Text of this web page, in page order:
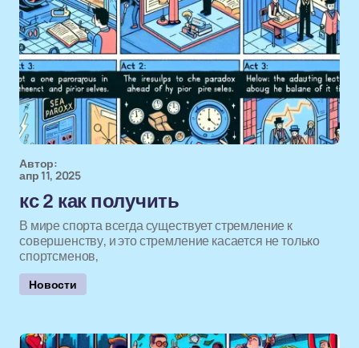
Автор:
апр 11, 2025
кс 2 как получить
В мире спорта всегда существует стремление к
совершенству, и это стремление касается не только
спортсменов,
Новости